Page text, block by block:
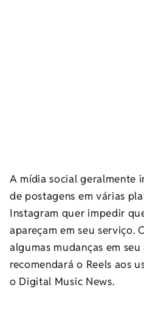
A mídia social geralmente
de postagens em várias
Instagram quer impedir
apareçam em seu serviço.
algumas mudanças em
recomendará o Reels aos
o Digital Music News.